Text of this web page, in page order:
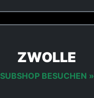
ZWOLLE
SUBSHOP BESUCHEN »